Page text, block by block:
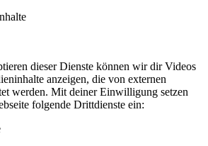
dieser Dienste können wir dir Videos
anzeigen, die von externen
werden. Mit deiner Einwilligung setzen
folgende Drittdienste ein: